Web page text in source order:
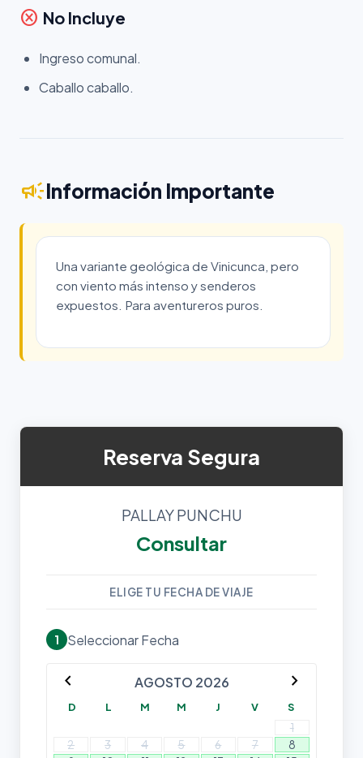
cancel No Incluye
Ingreso comunal.
Caballo caballo.
campaignInformación Importante
Una variante geológica de Vinicunca, pero
con viento más intenso y senderos
expuestos. Para aventureros puros.
Reserva Segura
PALLAY PUNCHU
Consultar
ELIGE TU FECHA DE VIAJE
1 Seleccionar Fecha
chevron_left AGOSTO 2026 chevron_right
D L M M J V S
1
2
3 4 5 6 7
8